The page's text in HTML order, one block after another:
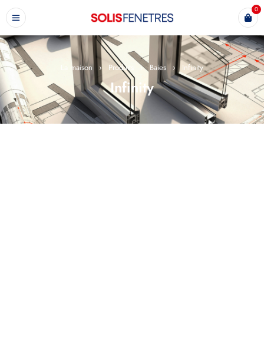
0
La maison › Produits › Baies › Infinity
Infinity